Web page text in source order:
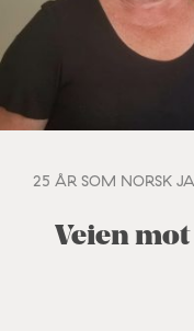
25 ÅR SOM NORSK
Veien mot